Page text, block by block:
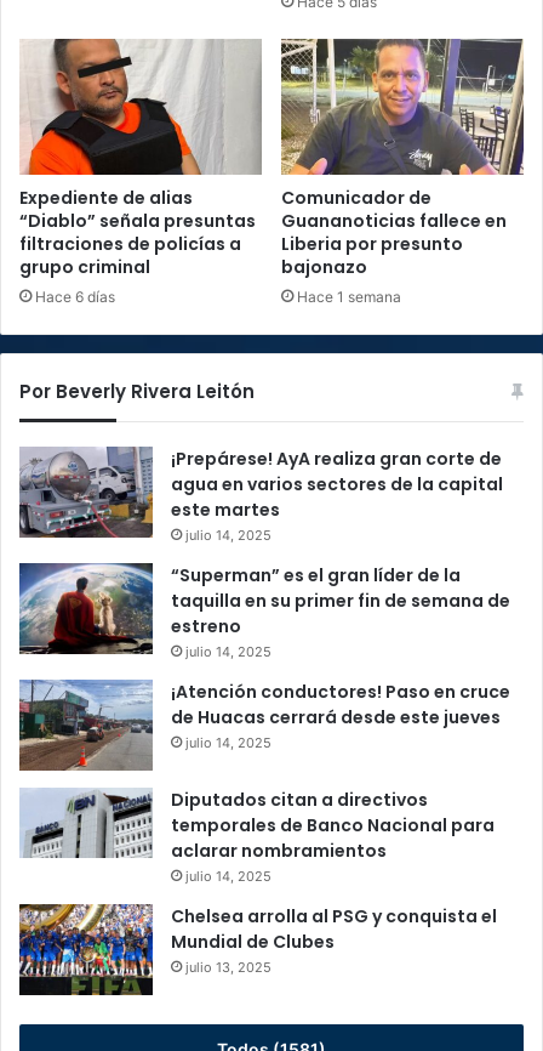
Expediente de alias
“Diablo” señala presuntas
filtraciones de policías a
grupo criminal
Hace 6 días
Comunicador de
Guananoticias fallece en
Liberia por presunto
bajonazo
Hace 1 semana
Por Beverly Rivera Leitón
¡Prepárese! AyA realiza gran corte de
agua en varios sectores de la capital
este martes
julio 14, 2025
“Superman” es el gran líder de la
taquilla en su primer fin de semana de
estreno
julio 14, 2025
¡Atención conductores! Paso en cruce
de Huacas cerrará desde este jueves
julio 14, 2025
Diputados citan a directivos
temporales de Banco Nacional para
aclarar nombramientos
julio 14, 2025
Chelsea arrolla al PSG y conquista el
Mundial de Clubes
julio 13, 2025